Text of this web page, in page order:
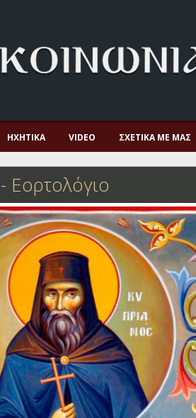
ΗΧΗΤΙΚΆ VIDEO ΣΧΕΤΙΚΆ ΜΕ ΜΑΣ
Εορτολόγιο